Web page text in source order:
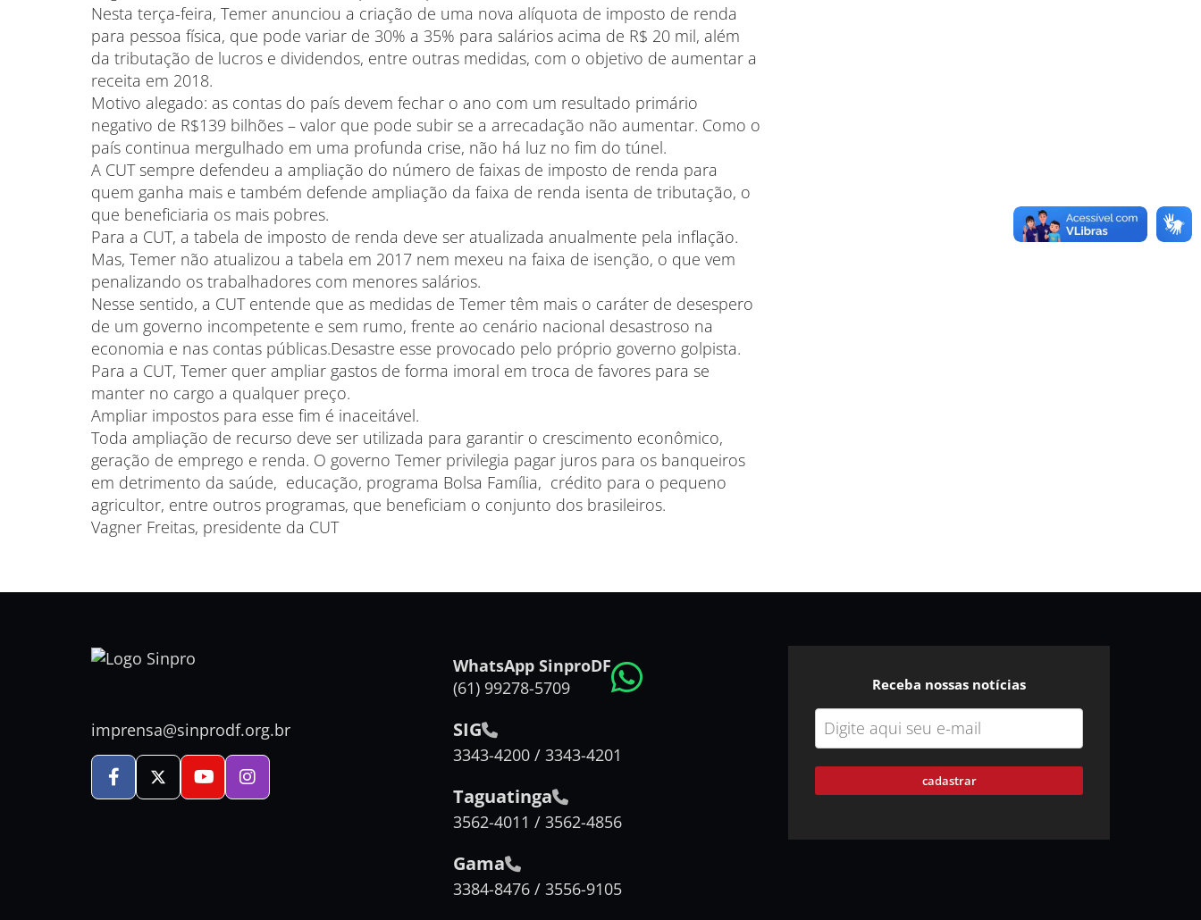
Nesta terça-feira, Temer anunciou a criação de uma nova alíquota de imposto de renda
para pessoa física, que pode variar de 30% a 35% para salários acima de R$ 20 mil, além
da tributação de lucros e dividendos, entre outras medidas, com o objetivo de aumentar a
receita em 2018.
Motivo alegado: as contas do país devem fechar o ano com um resultado primário
negativo de R$139 bilhões – valor que pode subir se a arrecadação não aumentar. Como o
país continua mergulhado em uma profunda crise, não há luz no fim do túnel.
A CUT sempre defendeu a ampliação do número de faixas de imposto de renda para
quem ganha mais e também defende ampliação da faixa de renda isenta de tributação, o
que beneficiaria os mais pobres.
Para a CUT, a tabela de imposto de renda deve ser atualizada anualmente pela inflação.
Mas, Temer não atualizou a tabela em 2017 nem mexeu na faixa de isenção, o que vem
penalizando os trabalhadores com menores salários.
Nesse sentido, a CUT entende que as medidas de Temer têm mais o caráter de desespero
de um governo incompetente e sem rumo, frente ao cenário nacional desastroso na
economia e nas contas públicas.Desastre esse provocado pelo próprio governo golpista.
Para a CUT, Temer quer ampliar gastos de forma imoral em troca de favores para se
manter no cargo a qualquer preço.
Ampliar impostos para esse fim é inaceitável.
Toda ampliação de recurso deve ser utilizada para garantir o crescimento econômico,
geração de emprego e renda. O governo Temer privilegia pagar juros para os banqueiros
em detrimento da saúde, educação, programa Bolsa Família, crédito para o pequeno
agricultor, entre outros programas, que beneficiam o conjunto dos brasileiros.
Vagner Freitas, presidente da CUT
imprensa@sinprodf.org.br
WhatsApp SinproDF
(61) 99278-5709
SIG
3343-4200 / 3343-4201
Taguatinga
3562-4011 / 3562-4856
Gama
3384-8476 / 3556-9105
Receba nossas notícias
cadastrar